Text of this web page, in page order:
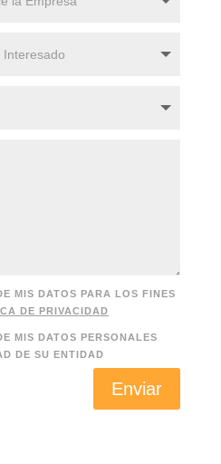
MIS DATOS PARA LOS FINES
DE PRIVACIDAD
MIS DATOS PERSONALES
DE SU ENTIDAD
Enviar